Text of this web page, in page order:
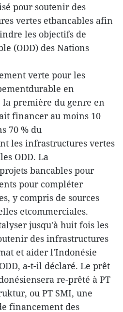
pour soutenir des
vertes etbancables afin
les objectifs de
(ODD) des Nations
verte pour les
en
la première du genre en
financer au moins 10
70 % du
les infrastructures vertes
ODD. La
bancables pour
pour compléter
y compris de sources
etcommerciales.
jusqu'à huit fois les
des infrastructures
et aider l'Indonésie
a-t-il déclaré. Le prêt
re-prêté à PT
ou PT SMI, une
financement des